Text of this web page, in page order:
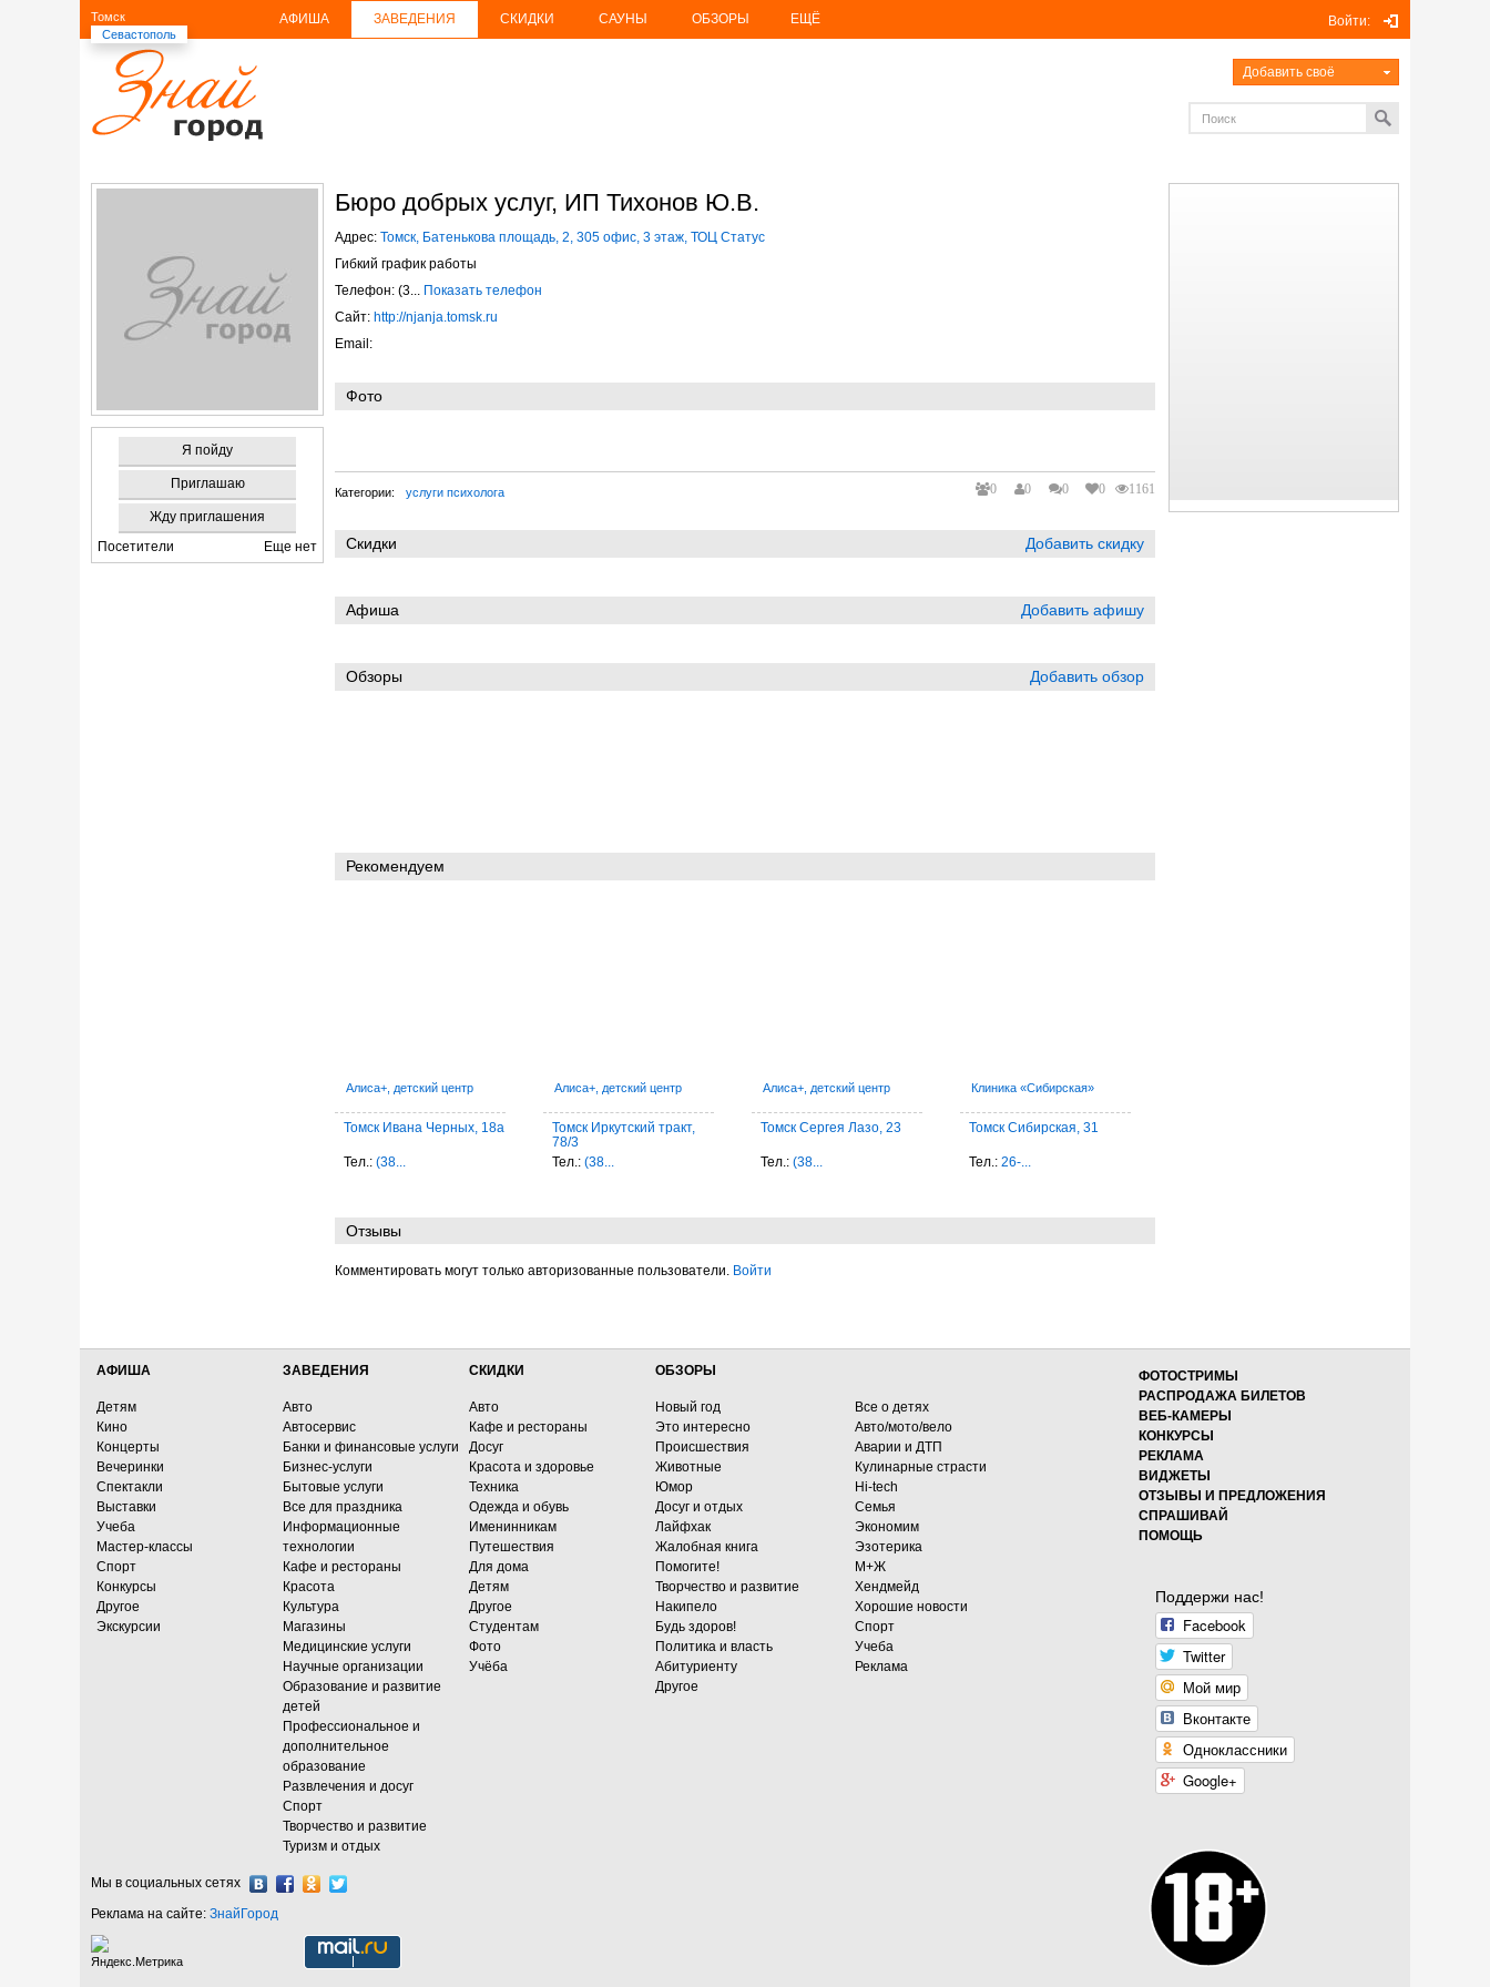
Томск
Севастополь
АФИША ЗАВЕДЕНИЯ СКИДКИ САУНЫ ОБЗОРЫ ЕЩЁ Войти:
Добавить своё
Я пойду
Приглашаю
Жду приглашения
Посетители
Еще нет
Бюро добрых услуг, ИП Тихонов Ю.В.
Адрес: Томск, Батенькова площадь, 2, 305 офис, 3 этаж, ТОЦ Статус
Гибкий график работы
Телефон: (3... Показать телефон
Сайт: http://njanja.tomsk.ru
Email:
Фото
Категории: услуги психолога 0 0 0 0 1161
Скидки Добавить скидку
Афиша Добавить афишу
Обзоры Добавить обзор
Рекомендуем
Алиса+, детский центр
Томск Ивана Черных, 18а
Тел.: (38...
Алиса+, детский центр
Томск Иркутский тракт,
78/3
Тел.: (38...
Алиса+, детский центр
Томск Сергея Лазо, 23
Тел.: (38...
Клиника «Сибирская»
Томск Сибирская, 31
Тел.: 26-...
Отзывы
Комментировать могут только авторизованные пользователи. Войти
Поддержи нас!
Facebook
Twitter
Мой мир
Вконтакте
Одноклассники
Google+
АФИША
Детям
Кино
Концерты
Вечеринки
Спектакли
Выставки
Учеба
Мастер-классы
Спорт
Конкурсы
Другое
Экскурсии
ЗАВЕДЕНИЯ
Авто
Автосервис
Банки и финансовые услуги
Бизнес-услуги
Бытовые услуги
Все для праздника
Информационные
технологии
Кафе и рестораны
Красота
Культура
Магазины
Медицинские услуги
Научные организации
Образование и развитие
детей
Профессиональное и
дополнительное
образование
Развлечения и досуг
Спорт
Творчество и развитие
Туризм и отдых
СКИДКИ
Авто
Кафе и рестораны
Досуг
Красота и здоровье
Техника
Одежда и обувь
Именинникам
Путешествия
Для дома
Детям
Другое
Студентам
Фото
Учёба
ОБЗОРЫ
Новый год
Все о детях
Это интересно
Авто/мото/вело
Происшествия
Аварии и ДТП
Животные
Кулинарные страсти
Юмор
Hi-tech
Досуг и отдых
Семья
Лайфхак
Экономим
Жалобная книга
Эзотерика
Помогите!
М+Ж
Творчество и развитие
Хендмейд
Накипело
Хорошие новости
Будь здоров!
Спорт
Политика и власть
Учеба
Абитуриенту
Реклама
Другое
ФОТОСТРИМЫ
РАСПРОДАЖА БИЛЕТОВ
ВЕБ-КАМЕРЫ
КОНКУРСЫ
РЕКЛАМА
ВИДЖЕТЫ
ОТЗЫВЫ И ПРЕДЛОЖЕНИЯ
СПРАШИВАЙ
ПОМОЩЬ
Мы в социальных сетях
Реклама на сайте: ЗнайГород